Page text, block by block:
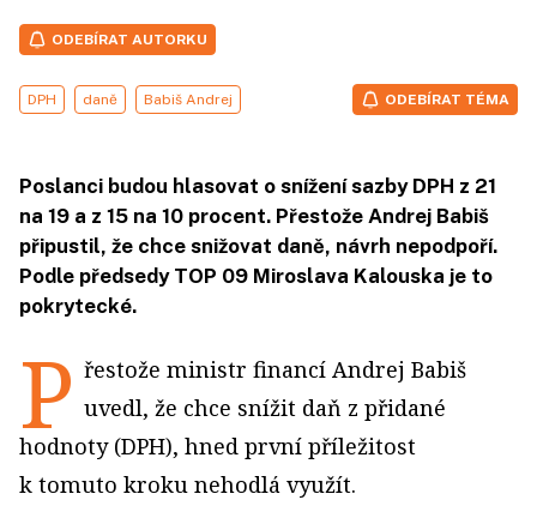
ODEBÍRAT AUTORKU
DPH daně Babiš Andrej ODEBÍRAT TÉMA
Poslanci budou hlasovat o snížení sazby DPH z 21
na 19 a z 15 na 10 procent. Přestože Andrej Babiš
připustil, že chce snižovat daně, návrh nepodpoří.
Podle předsedy TOP 09 Miroslava Kalouska je to
pokrytecké.
P řestože ministr financí Andrej Babiš
uvedl, že chce snížit daň z přidané
hodnoty (DPH), hned první příležitost
k tomuto kroku nehodlá využít.